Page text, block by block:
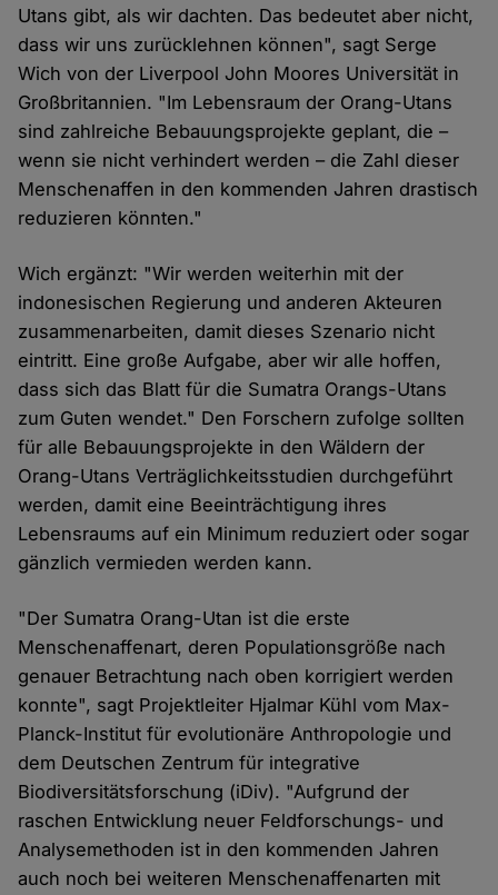
Utans gibt, als wir dachten. Das bedeutet aber nicht,
dass wir uns zurücklehnen können", sagt Serge
Wich von der Liverpool John Moores Universität in
Großbritannien. "Im Lebensraum der Orang-Utans
sind zahlreiche Bebauungsprojekte geplant, die –
wenn sie nicht verhindert werden – die Zahl dieser
Menschenaffen in den kommenden Jahren drastisch
reduzieren könnten."
Wich ergänzt: "Wir werden weiterhin mit der
indonesischen Regierung und anderen Akteuren
zusammenarbeiten, damit dieses Szenario nicht
eintritt. Eine große Aufgabe, aber wir alle hoffen,
dass sich das Blatt für die Sumatra Orangs-Utans
zum Guten wendet." Den Forschern zufolge sollten
für alle Bebauungsprojekte in den Wäldern der
Orang-Utans Verträglichkeitsstudien durchgeführt
werden, damit eine Beeinträchtigung ihres
Lebensraums auf ein Minimum reduziert oder sogar
gänzlich vermieden werden kann.
"Der Sumatra Orang-Utan ist die erste
Menschenaffenart, deren Populationsgröße nach
genauer Betrachtung nach oben korrigiert werden
konnte", sagt Projektleiter Hjalmar Kühl vom Max-
Planck-Institut für evolutionäre Anthropologie und
dem Deutschen Zentrum für integrative
Biodiversitätsforschung (iDiv). "Aufgrund der
raschen Entwicklung neuer Feldforschungs- und
Analysemethoden ist in den kommenden Jahren
auch noch bei weiteren Menschenaffenarten mit